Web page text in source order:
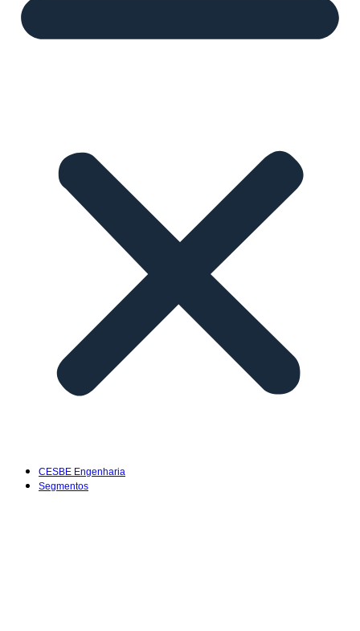
CESBE Engenharia
Segmentos